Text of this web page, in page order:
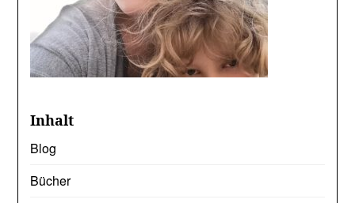
Inhalt
Blog
Bücher